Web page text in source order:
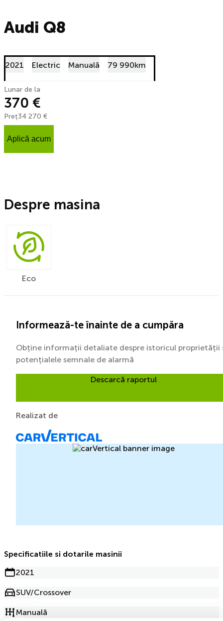
Audi Q8
2021 Electric Manuală 79 990km
Lunar de la
370 €
Preț34 270 €
Aplică acum
Despre masina
Eco
Informează-te înainte de a cumpăra
Obține informații detaliate despre istoricul proprietății
potențialele semnale de alarmă
Descarcă raportul
Realizat de
Specificatiile si dotarile masinii
2021
SUV/Crossover
Manuală